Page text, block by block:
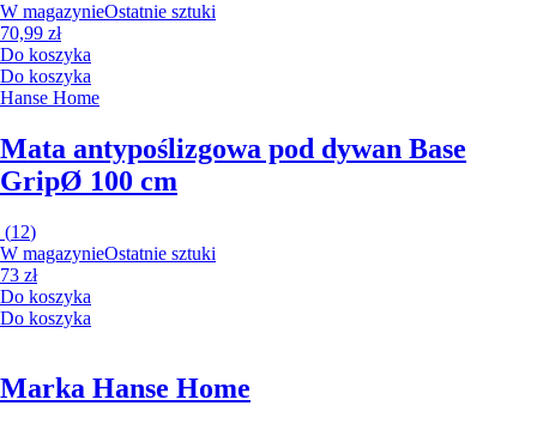
W magazynieOstatnie sztuki
70,99 zł
Do koszyka
Do koszyka
Hanse Home
Mata antypoślizgowa pod dywan Base
GripØ 100 cm
(12)
W magazynieOstatnie sztuki
73 zł
Do koszyka
Do koszyka
Marka Hanse Home